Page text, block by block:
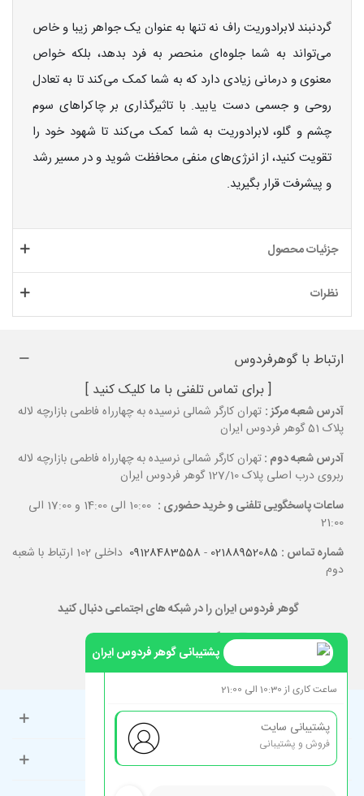
گردنبند لابرادوریت راف نه تنها به عنوان یک جواهر زیبا و خاص
می‌تواند به شما جلوه‌ای منحصر به فرد بدهد، بلکه خواص
معنوی و درمانی زیادی دارد که به شما کمک می‌کند تا به تعادل
روحی و جسمی دست یابید. با تاثیرگذاری بر چاکراهای سوم
چشم و گلو، لابرادوریت به شما کمک می‌کند تا شهود خود را
تقویت کنید، از انرژی‌های منفی محافظت شوید و در مسیر رشد
و پیشرفت قرار بگیرید.
جزئیات محصول
نظرات
ارتباط با گوهرفردوس
[ برای تماس تلفنی با ما کلیک کنید ]
آدرس شعبه مرکز : تهران کارگر شمالی نرسیده به چهارراه فاطمی بازارچه لاله
پلاک 51 گوهر فردوس ایران
آدرس شعبه دوم :تهران کارگر شمالی نرسیده به چهارراه فاطمی بازارچه لاله
ربروی درب اصلی پلاک 127/10 گوهر فردوس ایران
ساعات پاسخگویی تلفنی و خرید حضوری :
10:00 الی 14:00 و 17:00 الی
21:00
شماره تماس : 02188952085
-
09128483558
داخلی 102 ارتباط با شعبه
دوم
گوهر فردوس ایران را در شبکه های اجتماعی دنبال کنید
حساب کاربری
راهنمای مشتریان
پشتیبانی گوهر فردوس ایران
ساعت کاری از 10:30 الی 21:00
پشتیبانی سایت
فروش و پشتیبانی